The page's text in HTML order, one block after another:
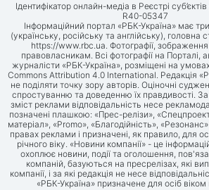
Ідентифікатор онлайн-медіа в Реєстрі
R40-05347
Інформаційний портал «РБК-Україна» має
(українську, російську та англійську), головна
https://www.rbc.ua. Фотографії,
правовласникам. Всі фотографії на Порталі,
журналісти «РБК-Україна», розміщені на
Commons Attribution 4.0 International. Редакція
не поділяти точку зору авторів. Оціночні
спростуванню та доведенню їх правдивості. За
зміст реклами відповідальність несе
позначені плашкою: «Прес-релізи»,
матеріал», «Promo», «Благодійність»,
правах реклами і призначені, як правило, для
річного віку. «Новини компанії» - це
охоплює новини, події та оголошення,
компаній, базуються на пресрелізах, які
компанії, і за які редакція не несе
«РБК-Україна» призначене для осіб віком